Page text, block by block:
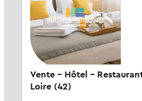
Vente - Hôtel - Restaurant - Café -
Loire (42)